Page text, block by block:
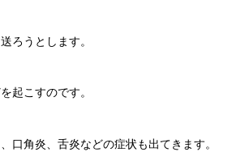
ろうとします。
起こすのです。
口角炎、舌炎などの症状も出てきます。